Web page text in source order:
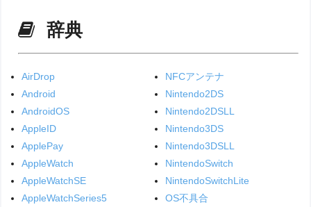
辞典
AirDrop
Android
AndroidOS
AppleID
ApplePay
AppleWatch
AppleWatchSE
AppleWatchSeries5
NFCアンテナ
Nintendo2DS
Nintendo2DSLL
Nintendo3DS
Nintendo3DSLL
NintendoSwitch
NintendoSwitchLite
OS不具合